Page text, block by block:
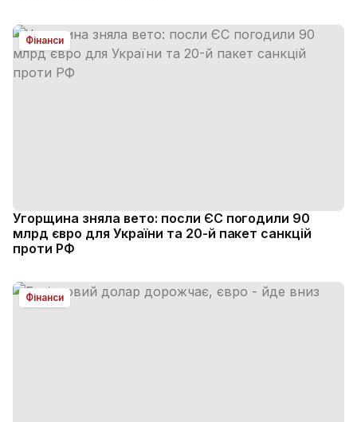
Фінанси
Угорщина зняла вето: посли ЄС погодили 90
млрд євро для України та 20-й пакет санкцій
проти РФ
Фінанси